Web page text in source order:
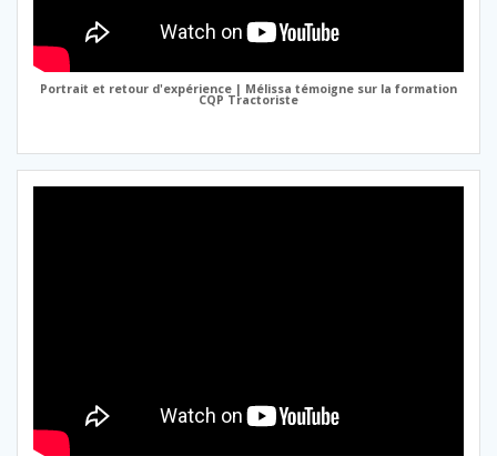
Portrait et retour d'expérience | Mélissa témoigne sur la formation
CQP Tractoriste